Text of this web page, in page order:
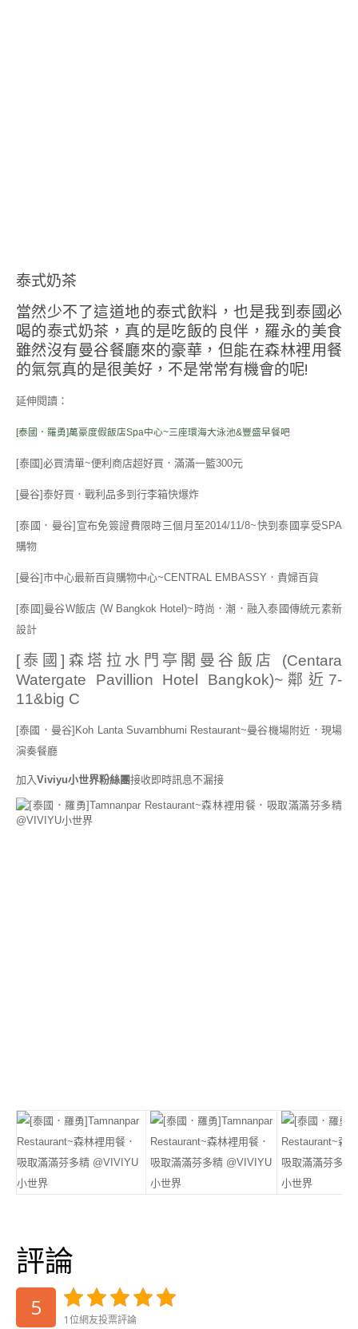
泰式奶茶
當然少不了這道地的泰式飲料，也是我到泰國必
喝的泰式奶茶，真的是吃飯的良伴，羅永的美食
雖然沒有曼谷餐廳來的豪華，但能在森林裡用餐
的氣氛真的是很美好，不是常常有機會的呢!
延伸閱讀：
[泰國．羅勇]萬豪度假飯店Spa中心~三座環海大泳池&豐盛早餐吧
[泰國]必買清單~便利商店超好買．滿滿一籃300元
[曼谷]泰好買．戰利品多到行李箱快爆炸
[泰國．曼谷]宣布免簽證費限時三個月至2014/11/8~快到泰國享受SPA
購物
[曼谷]市中心最新百貨購物中心~CENTRAL EMBASSY．貴婦百貨
[泰國]曼谷W飯店 (W Bangkok Hotel)~時尚．潮．融入泰國傳統元素新
設計
[泰國]森塔拉水門亭閣曼谷飯店 (Centara
Watergate Pavillion Hotel Bangkok)~鄰近7-
11&big C
[泰國．曼谷]Koh Lanta Suvarnbhumi Restaurant~曼谷機場附近．現場
演奏餐廳
加入Viviyu小世界粉絲團接收即時訊息不漏接
評論
5 1位網友投票評論